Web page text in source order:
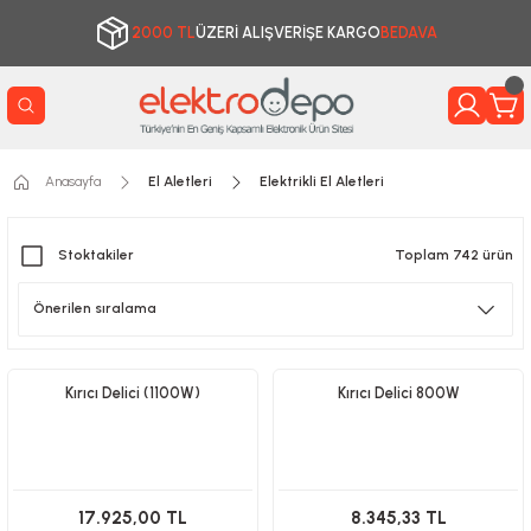
2000 TLÜZERİ ALIŞVERİŞE KARGO BEDAVA
Anasayfa El Aletleri Elektrikli El Aletleri
Stoktakiler Toplam 742 ürün
Kırıcı Delici (1100W)
17.925,00 TL
Kırıcı Delici 800W
8.345,33 TL